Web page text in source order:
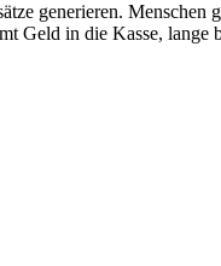
generieren.
Geld in die Kasse,